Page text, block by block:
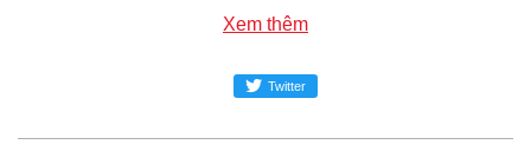
ngành công nghiệp MRO
Xem thêm
Twitter